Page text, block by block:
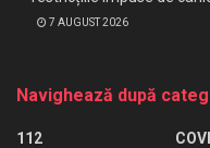
7 AUGUST 2026
Navighează după
112